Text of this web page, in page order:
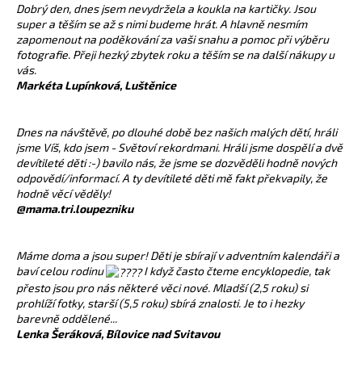
Dobrý den, dnes jsem nevydržela a koukla na kartičky. Jsou
super a těším se až s nimi budeme hrát. A hlavně nesmím
zapomenout na poděkování za vaši snahu a pomoc při výběru
fotografie. Přeji hezký zbytek roku a těším se na další nákupy u
vás.
Markéta Lupínková, Luštěnice
Dnes na návštěvě, po dlouhé době bez našich malých dětí, hráli
jsme Víš, kdo jsem - Světoví rekordmani. Hráli jsme dospělí a dvě
devítileté děti :-) bavilo nás, že jsme se dozvěděli hodně nových
odpovědí/informací. A ty devítileté děti mě fakt překvapily, že
hodně věcí věděly!
@mama.tri.loupezniku
Máme doma a jsou super! Děti je sbírají v adventním kalendáři a
baví celou rodinu
I když často čteme encyklopedie, tak
přesto jsou pro nás některé věci nové. Mladší (2,5 roku) si
prohlíží fotky, starší (5,5 roku) sbírá znalosti. Je to i hezky
barevně oddělené...
Lenka Šeráková, Bílovice nad Svitavou